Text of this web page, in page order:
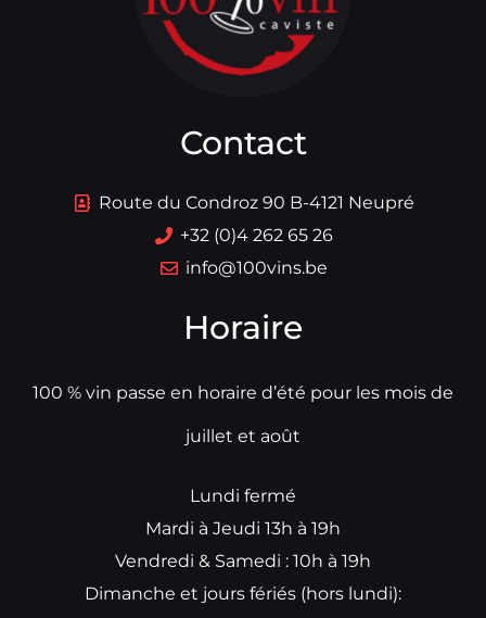
Contact
Route du Condroz 90 B-4121 Neupré
+32 (0)4 262 65 26
info@100vins.be
Horaire
100 % vin passe en horaire d’été pour les mois de
juillet et août
Lundi fermé
Mardi à Jeudi 13h à 19h
Vendredi & Samedi : 10h à 19h
Dimanche et jours fériés (hors lundi):